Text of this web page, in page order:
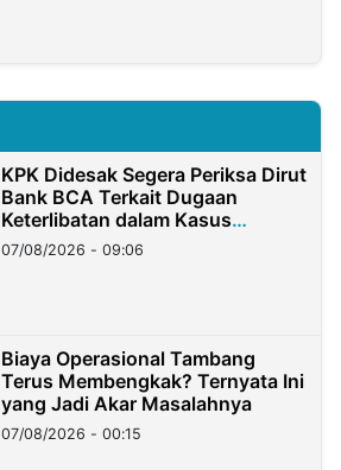
KPK Didesak Segera Periksa Dirut
Bank BCA Terkait Dugaan
Keterlibatan dalam Kasus
Hilangnya Dana Nasabah Rp2,58
Miliar
07/08/2026 - 09:06
Biaya Operasional Tambang
Terus Membengkak? Ternyata Ini
yang Jadi Akar Masalahnya
07/08/2026 - 00:15